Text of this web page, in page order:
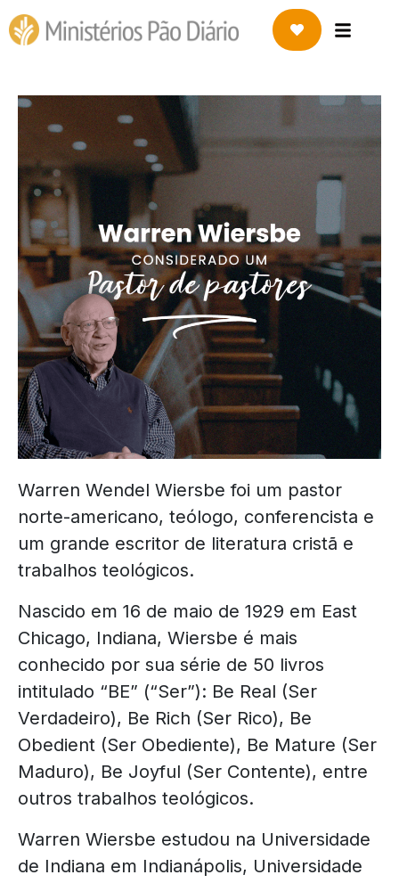
Warren Wendel Wiersbe foi um pastor
norte-americano, teólogo, conferencista e
um grande escritor de literatura cristã e
trabalhos teológicos.
Nascido em 16 de maio de 1929 em East
Chicago, Indiana, Wiersbe é mais
conhecido por sua série de 50 livros
intitulado “BE” (“Ser”): Be Real (Ser
Verdadeiro), Be Rich (Ser Rico), Be
Obedient (Ser Obediente), Be Mature (Ser
Maduro), Be Joyful (Ser Contente), entre
outros trabalhos teológicos.
Warren Wiersbe estudou na Universidade
de Indiana em Indianápolis, Universidade